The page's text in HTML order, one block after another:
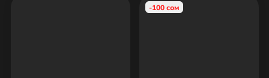
-100 сом